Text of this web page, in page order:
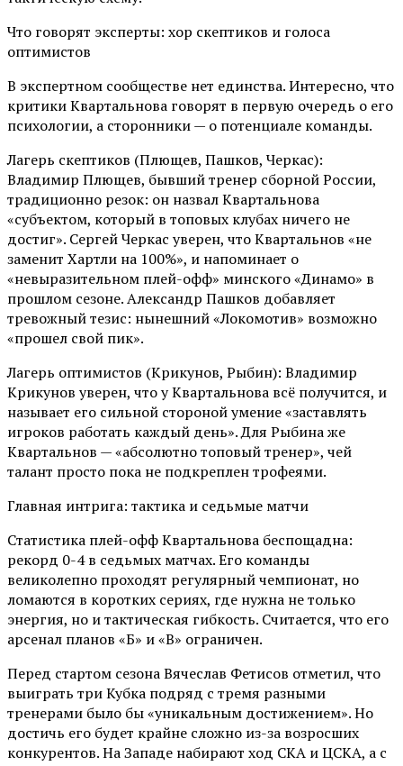
Что говорят эксперты: хор скептиков и голоса
оптимистов
В экспертном сообществе нет единства. Интересно, что
критики Квартальнова говорят в первую очередь о его
психологии, а сторонники — о потенциале команды.
Лагерь скептиков (Плющев, Пашков, Черкас):
Владимир Плющев, бывший тренер сборной России,
традиционно резок: он назвал Квартальнова
«субъектом, который в топовых клубах ничего не
достиг». Сергей Черкас уверен, что Квартальнов «не
заменит Хартли на 100%», и напоминает о
«невыразительном плей-офф» минского «Динамо» в
прошлом сезоне. Александр Пашков добавляет
тревожный тезис: нынешний «Локомотив» возможно
«прошел свой пик».
Лагерь оптимистов (Крикунов, Рыбин): Владимир
Крикунов уверен, что у Квартальнова всё получится, и
называет его сильной стороной умение «заставлять
игроков работать каждый день». Для Рыбина же
Квартальнов — «абсолютно топовый тренер», чей
талант просто пока не подкреплен трофеями.
Главная интрига: тактика и седьмые матчи
Статистика плей-офф Квартальнова беспощадна:
рекорд 0-4 в седьмых матчах. Его команды
великолепно проходят регулярный чемпионат, но
ломаются в коротких сериях, где нужна не только
энергия, но и тактическая гибкость. Считается, что его
арсенал планов «Б» и «В» ограничен.
Перед стартом сезона Вячеслав Фетисов отметил, что
выиграть три Кубка подряд с тремя разными
тренерами было бы «уникальным достижением». Но
достичь его будет крайне сложно из-за возросших
конкурентов. На Западе набирают ход СКА и ЦСКА, а с